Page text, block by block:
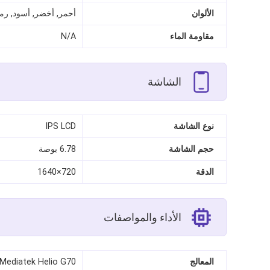
الألوان أحمر, أخضر, أسود,
مقاومة الماء N/A
الشاشة
نوع الشاشة IPS LCD
حجم الشاشة 6.78 بوصة
الدقة 720×1640
الأداء والمواصفات
المعالج Mediatek Helio G70